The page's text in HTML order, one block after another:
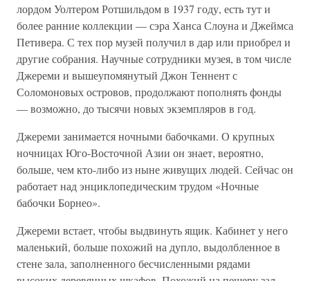
лордом Уолтером Ротшильдом в 1937 году, есть тут и
более ранние коллекции — сэра Ханса Слоуна и Джеймса
Петивера. С тех пор музей получил в дар или приобрел и
другие собрания. Научные сотрудники музея, в том числе
Джереми и вышеупомянутый Джон Теннент с
Соломоновых островов, продолжают пополнять фонды
— возможно, до тысячи новых экземпляров в год.
Джереми занимается ночными бабочками. О крупных
ночницах Юго-Восточной Азии он знает, вероятно,
больше, чем кто-либо из ныне живущих людей. Сейчас он
работает над энциклопедическим трудом «Ночные
бабочки Борнео».
Джереми встает, чтобы выдвинуть ящик. Кабинет у него
маленький, больше похожий на дупло, выдолбленное в
стене зала, заполненного бесчисленными рядами